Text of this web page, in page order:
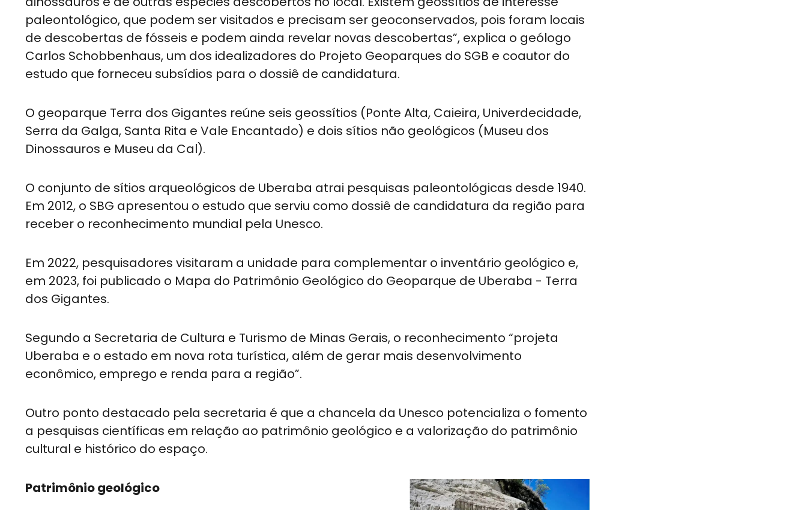
paleontológico, que podem ser visitados e precisam ser geoconservados, pois foram locais
de descobertas de fósseis e podem ainda revelar novas descobertas”, explica o geólogo
Carlos Schobbenhaus, um dos idealizadores do Projeto Geoparques do SGB e coautor do
estudo que forneceu subsídios para o dossiê de candidatura.
O geoparque Terra dos Gigantes reúne seis geossítios (Ponte Alta, Caieira, Univerdecidade,
Serra da Galga, Santa Rita e Vale Encantado) e dois sítios não geológicos (Museu dos
Dinossauros e Museu da Cal).
O conjunto de sítios arqueológicos de Uberaba atrai pesquisas paleontológicas desde 1940.
Em 2012, o SBG apresentou o estudo que serviu como dossiê de candidatura da região para
receber o reconhecimento mundial pela Unesco.
Em 2022, pesquisadores visitaram a unidade para complementar o inventário geológico e,
em 2023, foi publicado o Mapa do Patrimônio Geológico do Geoparque de Uberaba - Terra
dos Gigantes.
Segundo a Secretaria de Cultura e Turismo de Minas Gerais, o reconhecimento “projeta
Uberaba e o estado em nova rota turística, além de gerar mais desenvolvimento
econômico, emprego e renda para a região”.
Outro ponto destacado pela secretaria é que a chancela da Unesco potencializa o fomento
a pesquisas científicas em relação ao patrimônio geológico e a valorização do patrimônio
cultural e histórico do espaço.
Patrimônio geológico